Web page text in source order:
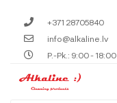
+371 28705840
info@alkaline.lv
P.-Pk.: 9:00 - 18:00